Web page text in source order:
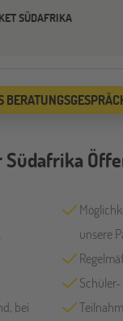
SÜDAFRIKA
bei
unsere